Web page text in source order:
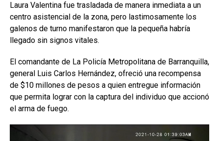
Laura Valentina fue trasladada de manera inmediata a un
centro asistencial de la zona, pero lastimosamente los
galenos de turno manifestaron que la pequeña habría
llegado sin signos vitales.
El comandante de La Policía Metropolitana de Barranquilla,
general Luis Carlos Hernández, ofreció una recompensa
de $10 millones de pesos a quien entregue información
que permita lograr con la captura del individuo que accionó
el arma de fuego.